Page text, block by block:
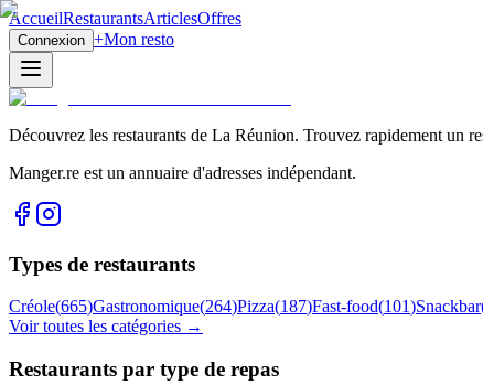
AccueilRestaurantsArticlesOffres
Connexion +Mon resto
Découvrez les restaurants de La Réunion. Trouvez rapidement un
Manger.re est un annuaire d'adresses indépendant.
Types de restaurants
Créole(665)Gastronomique(264)Pizza(187)Fast-food(101)Snackbar
Voir toutes les catégories →
Restaurants par type de repas